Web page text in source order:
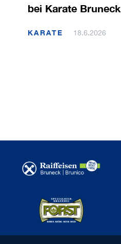
bei Karate Bruneck
KARATE 18.6.2026